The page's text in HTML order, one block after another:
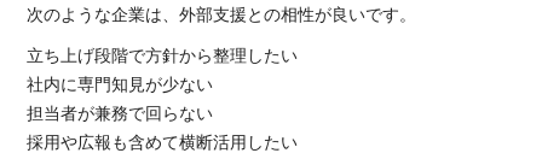
次のような企業は、外部支援との相性が良いです。
立ち上げ段階で方針から整理したい
社内に専門知見が少ない
担当者が兼務で回らない
採用や広報も含めて横断活用したい